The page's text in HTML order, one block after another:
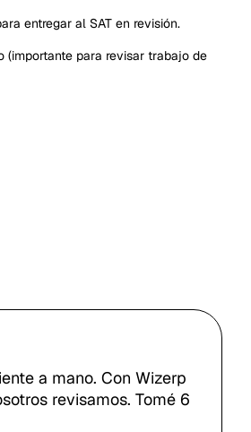
entregar al SAT en revisión.
(importante para revisar trabajo de
a mano. Con Wizerp
revisamos. Tomé 6